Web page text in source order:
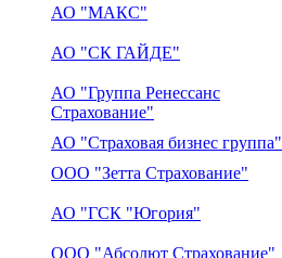
АО "МАКС"
АО "СК ГАЙДЕ"
АО "Группа Ренессанс
Страхование"
АО "Страховая бизнес группа"
ООО "Зетта Страхование"
АО "ГСК "Югория"
ООО "Абсолют Страхование"